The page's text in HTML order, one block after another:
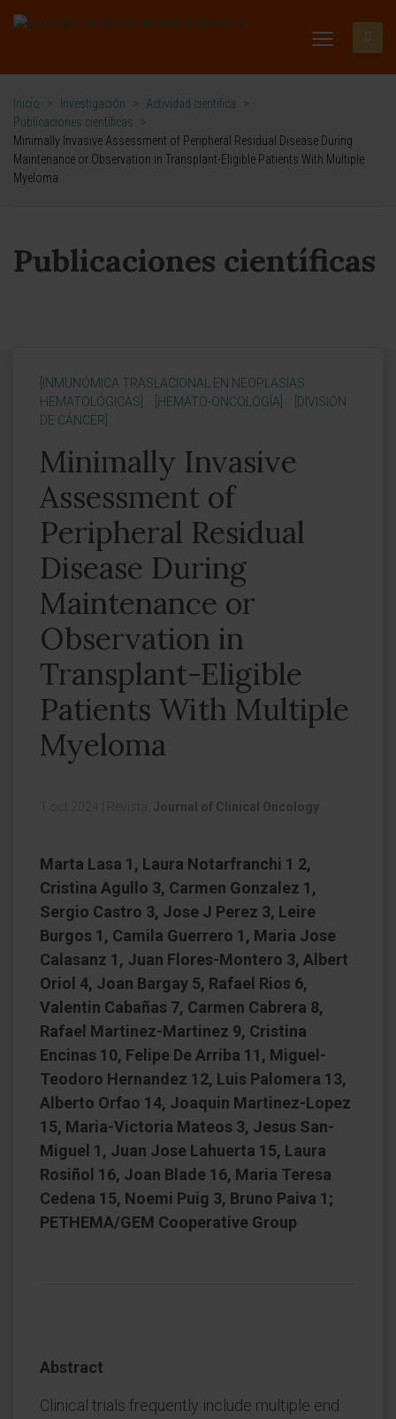
Inicio > Investigación > Actividad científica
>
Publicaciones científicas
>
Minimally Invasive Assessment of Peripheral Residual Disease During
Maintenance or Observation in Transplant-Eligible Patients With Multiple
Myeloma
Publicaciones científicas
[INMUNÓMICA TRASLACIONAL EN NEOPLASIAS
HEMATOLÓGICAS]
[HEMATO-ONCOLOGÍA]
[DIVISIÓN
DE CÁNCER]
Minimally Invasive
Assessment of
Peripheral Residual
Disease During
Maintenance or
Observation in
Transplant-Eligible
Patients With Multiple
Myeloma
1 oct 2024 Revista: Journal of Clinical Oncology
Marta Lasa 1, Laura Notarfranchi 1 2,
Cristina Agullo 3, Carmen Gonzalez 1,
Sergio Castro 3, Jose J Perez 3, Leire
Burgos 1, Camila Guerrero 1, Maria Jose
Calasanz 1, Juan Flores-Montero 3, Albert
Oriol 4, Joan Bargay 5, Rafael Rios 6,
Valentin Cabañas 7, Carmen Cabrera 8,
Rafael Martinez-Martinez 9, Cristina
Encinas 10, Felipe De Arriba 11, Miguel-
Teodoro Hernandez 12, Luis Palomera 13,
Alberto Orfao 14, Joaquin Martinez-Lopez
15, Maria-Victoria Mateos 3, Jesus San-
Miguel 1, Juan Jose Lahuerta 15, Laura
Rosiñol 16, Joan Blade 16, Maria Teresa
Cedena 15, Noemi Puig 3, Bruno Paiva 1;
PETHEMA/GEM Cooperative Group
Abstract
Clinical trials frequently include multiple end